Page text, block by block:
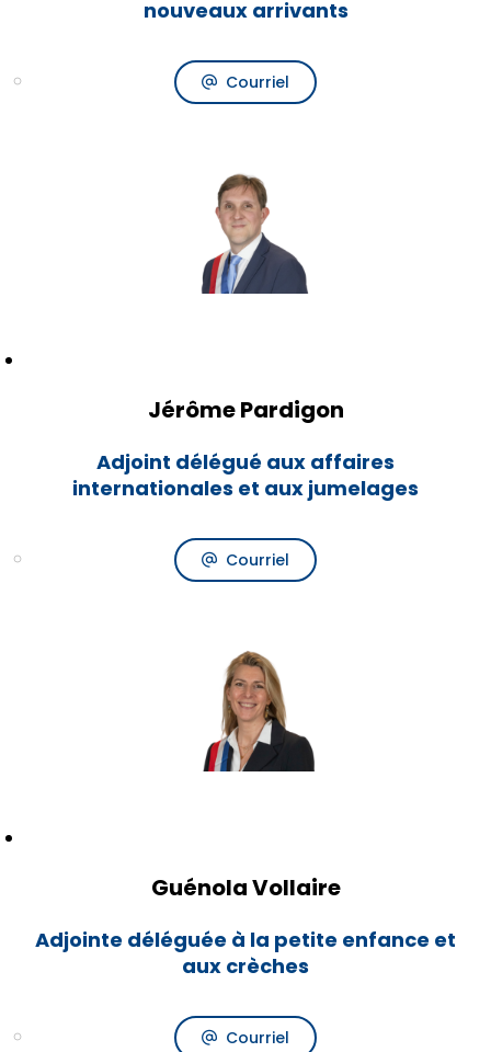
nouveaux arrivants
Courriel
Jérôme Pardigon
Adjoint délégué aux affaires
internationales et aux jumelages
Courriel
Guénola Vollaire
Adjointe déléguée à la petite enfance et
aux crèches
Courriel